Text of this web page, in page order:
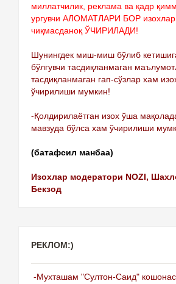
миллатчилик, реклама ва қадр
ургувчи АЛОМАТЛАРИ БОР изохлар
чиқмасданоқ ЎЧИРИЛАДИ!
Шунингдек миш-миш бўлиб
бўлгувчи тасдиқланмаган
тасдиқланмаган гап-сўзлар хам
ўчирилиши мумкин!
-Қолдирилаётган изох ўша
мавзуда бўлса хам ўчирилиши
(батафсил манбаа)
Изохлар модератори NOZI,
Бекзод
РЕКЛОМ:)
-Мухташам "Султон-Саид"